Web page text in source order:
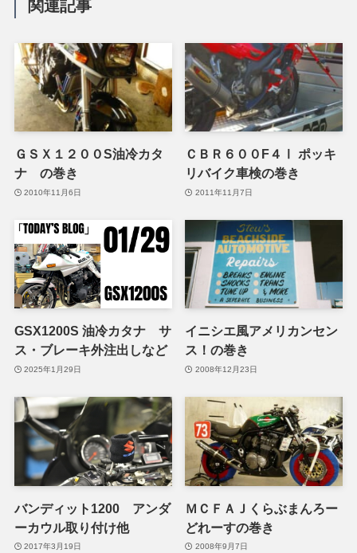
関連記事
ＧＳＸ１２００S油冷カタ
ナ の巻き
2010年11月6日
ＣＢＲ６００F４Ⅰ ポッキ
リバイク車検の巻き
2011年11月7日
GSX1200S 油冷カタナ サ
ス・ブレーキ外注出しなど
2025年1月29日
イニシエ風アメリカンセン
ス！の巻き
2008年12月23日
バンディット1200 アンダ
ーカウル取り付け他
2017年3月19日
ＭＣＦＡＪくらぶまんろー
どれーすの巻き
2008年9月7日